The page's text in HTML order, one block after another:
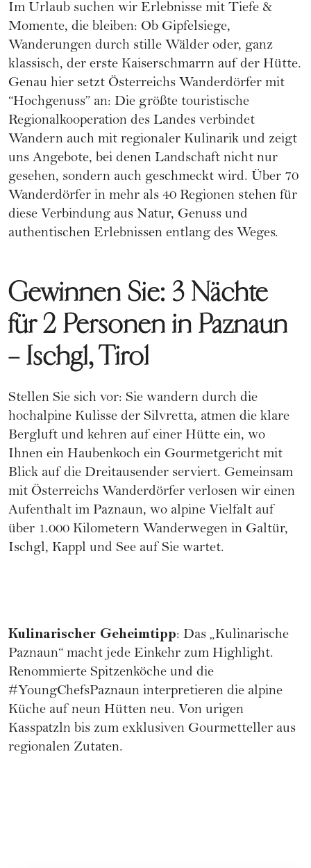
Im Urlaub suchen wir Erlebnisse mit Tiefe &
Momente, die bleiben: Ob Gipfelsiege,
Wanderungen durch stille Wälder oder, ganz
klassisch, der erste Kaiserschmarrn auf der Hütte.
Genau hier setzt Österreichs Wanderdörfer mit
“Hochgenuss” an: Die größte touristische
Regionalkooperation des Landes verbindet
Wandern auch mit regionaler Kulinarik und zeigt
uns Angebote, bei denen Landschaft nicht nur
gesehen, sondern auch geschmeckt wird. Über 70
Wanderdörfer in mehr als 40 Regionen stehen für
diese Verbindung aus Natur, Genuss und
authentischen Erlebnissen entlang des Weges.
Gewinnen Sie: 3 Nächte
für 2 Personen in Paznaun
– Ischgl, Tirol
Stellen Sie sich vor: Sie wandern durch die
hochalpine Kulisse der Silvretta, atmen die klare
Bergluft und kehren auf einer Hütte ein, wo
Ihnen ein Haubenkoch ein Gourmetgericht mit
Blick auf die Dreitausender serviert. Gemeinsam
mit Österreichs Wanderdörfer verlosen wir einen
Aufenthalt im Paznaun, wo alpine Vielfalt auf
über 1.000 Kilometern Wanderwegen in Galtür,
Ischgl, Kappl und See auf Sie wartet.
Kulinarischer Geheimtipp: Das „Kulinarische
Paznaun“ macht jede Einkehr zum Highlight.
Renommierte Spitzenköche und die
#YoungChefsPaznaun interpretieren die alpine
Küche auf neun Hütten neu. Von urigen
Kasspatzln bis zum exklusiven Gourmetteller aus
regionalen Zutaten.